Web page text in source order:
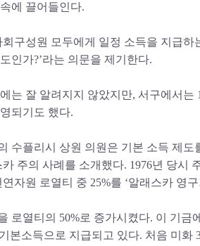
에 끌어들인다.
구성원 모두에게 일정 소득을 지급하
인가?’라는 의문을 제기한다.
는 잘 알려지지 않았지만, 서구에서는
되기도 했다.
수플리시 상원 의원은 기본 소득 제
주의 사례를 소개했다. 1976년 당시
자원 로열티 중 25%를 ‘알래스카 영
로열티의 50%로 증가시켰다. 이 기
본소득으로 지급되고 있다. 처음 미화